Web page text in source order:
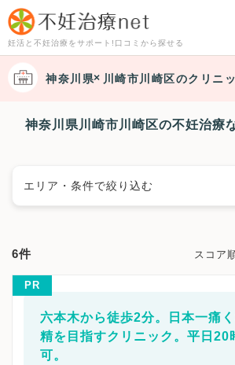
妊活と不妊治療をサポート!口コミから探せる
神奈川県 川崎市川崎区のクリニ
神奈川県川崎市川崎区の不妊治療
エリア・条件で絞り込む
横浜市中区
横浜市戸塚区
横浜市港南区 横浜市旭
横浜市瀬谷区
横浜市栄区 横浜市泉区
横浜市都筑区
6件 スコア
PR
六本木から徒歩2分。日本一痛
精を目指すクリニック。平日20
可。